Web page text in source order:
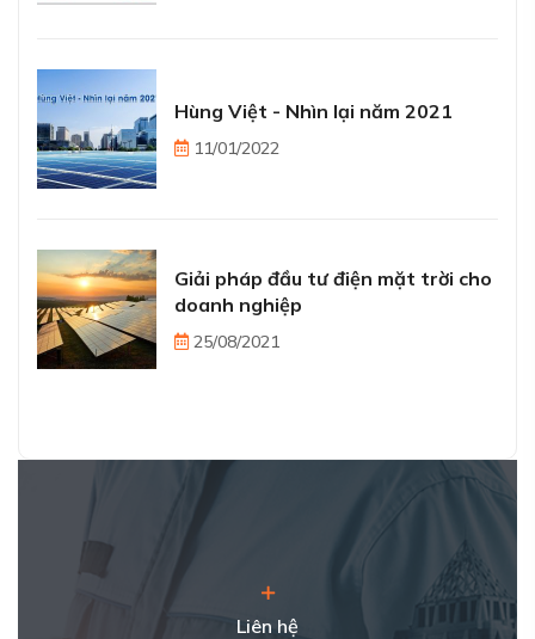
Hùng Việt - Nhìn lại năm 2021
11/01/2022
Giải pháp đầu tư điện mặt trời cho
doanh nghiệp
25/08/2021
Liên hệ